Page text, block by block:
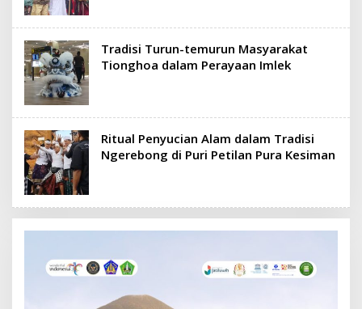
Tradisi Turun-temurun Masyarakat
Tionghoa dalam Perayaan Imlek
Ritual Penyucian Alam dalam Tradisi
Ngerebong di Puri Petilan Pura Kesiman